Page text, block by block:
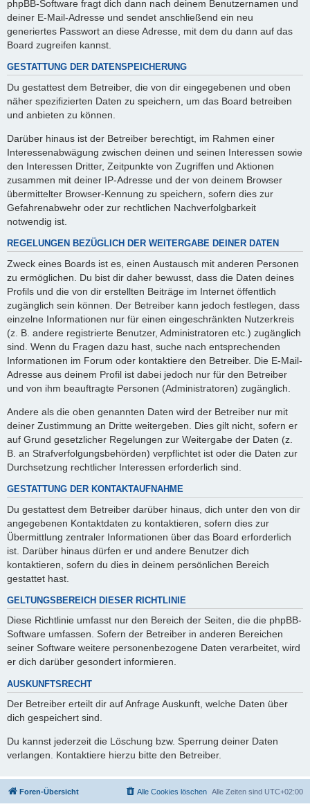
phpBB-Software fragt dich dann nach deinem Benutzernamen und
deiner E-Mail-Adresse und sendet anschließend ein neu
generiertes Passwort an diese Adresse, mit dem du dann auf das
Board zugreifen kannst.
GESTATTUNG DER DATENSPEICHERUNG
Du gestattest dem Betreiber, die von dir eingegebenen und oben
näher spezifizierten Daten zu speichern, um das Board betreiben
und anbieten zu können.
Darüber hinaus ist der Betreiber berechtigt, im Rahmen einer
Interessenabwägung zwischen deinen und seinen Interessen sowie
den Interessen Dritter, Zeitpunkte von Zugriffen und Aktionen
zusammen mit deiner IP-Adresse und der von deinem Browser
übermittelter Browser-Kennung zu speichern, sofern dies zur
Gefahrenabwehr oder zur rechtlichen Nachverfolgbarkeit
notwendig ist.
REGELUNGEN BEZÜGLICH DER WEITERGABE DEINER DATEN
Zweck eines Boards ist es, einen Austausch mit anderen Personen
zu ermöglichen. Du bist dir daher bewusst, dass die Daten deines
Profils und die von dir erstellten Beiträge im Internet öffentlich
zugänglich sein können. Der Betreiber kann jedoch festlegen, dass
einzelne Informationen nur für einen eingeschränkten Nutzerkreis
(z. B. andere registrierte Benutzer, Administratoren etc.) zugänglich
sind. Wenn du Fragen dazu hast, suche nach entsprechenden
Informationen im Forum oder kontaktiere den Betreiber. Die E-Mail-
Adresse aus deinem Profil ist dabei jedoch nur für den Betreiber
und von ihm beauftragte Personen (Administratoren) zugänglich.
Andere als die oben genannten Daten wird der Betreiber nur mit
deiner Zustimmung an Dritte weitergeben. Dies gilt nicht, sofern er
auf Grund gesetzlicher Regelungen zur Weitergabe der Daten (z.
B. an Strafverfolgungsbehörden) verpflichtet ist oder die Daten zur
Durchsetzung rechtlicher Interessen erforderlich sind.
GESTATTUNG DER KONTAKTAUFNAHME
Du gestattest dem Betreiber darüber hinaus, dich unter den von dir
angegebenen Kontaktdaten zu kontaktieren, sofern dies zur
Übermittlung zentraler Informationen über das Board erforderlich
ist. Darüber hinaus dürfen er und andere Benutzer dich
kontaktieren, sofern du dies in deinem persönlichen Bereich
gestattet hast.
GELTUNGSBEREICH DIESER RICHTLINIE
Diese Richtlinie umfasst nur den Bereich der Seiten, die die phpBB-
Software umfassen. Sofern der Betreiber in anderen Bereichen
seiner Software weitere personenbezogene Daten verarbeitet, wird
er dich darüber gesondert informieren.
AUSKUNFTSRECHT
Der Betreiber erteilt dir auf Anfrage Auskunft, welche Daten über
dich gespeichert sind.
Du kannst jederzeit die Löschung bzw. Sperrung deiner Daten
verlangen. Kontaktiere hierzu bitte den Betreiber.
Foren-Übersicht Alle Zeiten sind UTC+02:00
Alle Cookies löschen